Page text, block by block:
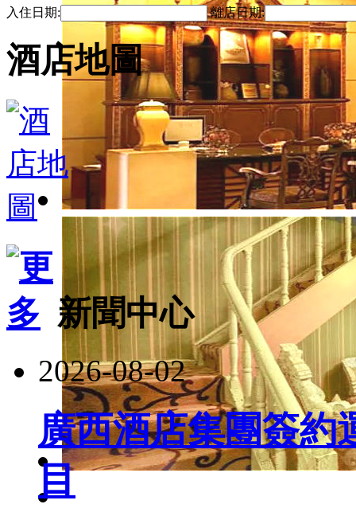
入住日期: 離店日期:
酒店地圖
新聞中心
2026-08-02
廣西酒店集團簽約
目